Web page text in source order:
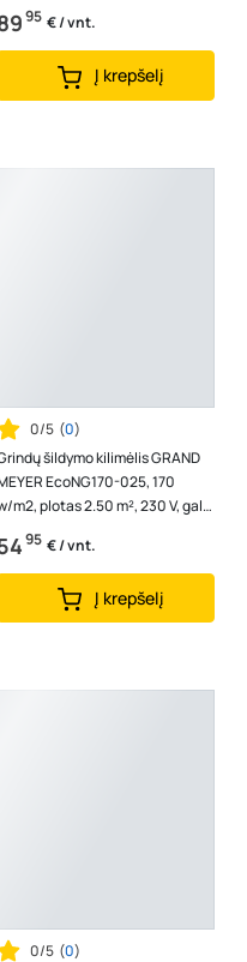
935 W
95 € / vnt.
Į krepšelį
0/5 (0)
šildymo kilimėlis GRAND
EcoNG170-025, 170
m2, plotas 2.50 m², 230 V, galia
4250 W
95 € / vnt.
Į krepšelį
0/5 (0)